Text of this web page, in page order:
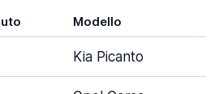
Modello
Kia Picanto